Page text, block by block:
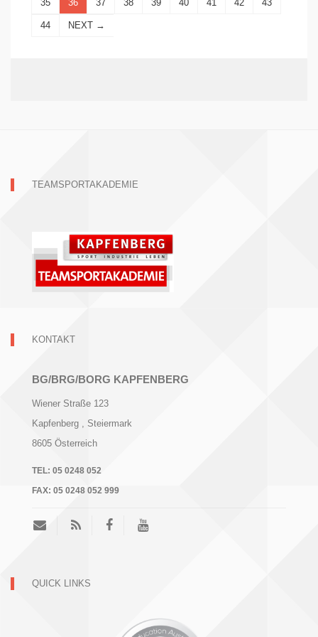
35 36 37 38 39 40 41 42 43
44 NEXT →
TEAMSPORTAKADEMIE
KONTAKT
BG/BRG/BORG KAPFENBERG
Wiener Straße 123
Kapfenberg
, Steiermark
8605 Österreich
TEL: 05 0248 052
FAX: 05 0248 052 999
QUICK LINKS